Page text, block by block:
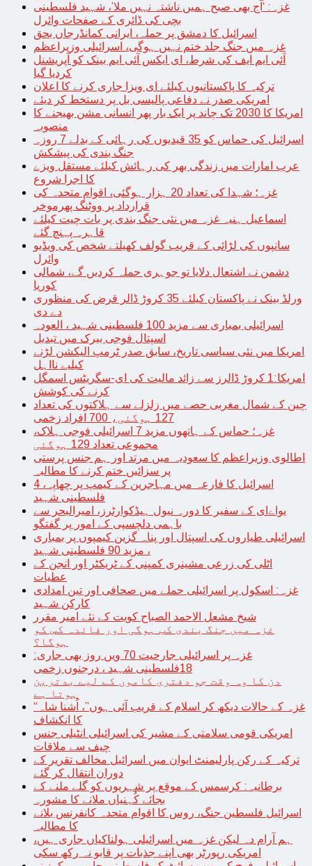
غزہ: ‘آج بھی صبح ہمیں ناشتہ نہیں ملا’، شہید فلسطینی
بچی کی ڈائری کے صفحات وائرل
اسرائیل کا دمشق پر حملہ، ایرانی کمانڈرجاں بحق
غزہ میں جنگ جلد ختم نہیں ہوگی، اسرائیلی وزیراعظم
آئی ایم ایف کی شرط، ای ایکس آئی ایم بینک کو آپریشنل
کردیا گیا
ترکیہ کا پاکستانیوں کیلئے ای ویزا جاری کرنے کا اعلان
امریکی صدر نے دفاعی پالیسی بل پر دستخط کر دیئے
امریکا کا 2030 تک چاند پر ایک بار پھر انسانی مشن بھیجنے کا
منصوبہ
اسرائیل کی حماس کو 35 قیدیوں کی رہائی کے بدلے 7 روزہ
جنگ بندی کی پیشکش
عرب امارات میں زندگی بھر کی رہائش کیلئے مستقل ویزے
کا اجرا شروع
غزہ؛ شہدا کی تعداد 20 ہزار ہوگئی، اقوام متحدہ کی
قرارداد پر ووٹنگ پھرموخر
اسماعیل ہنیہ غزہ میں نئی جنگ بندی پر بات چیت کیلئے
قاہرہ پہنچ گئے
سانپوں کی لڑائی کے قریب گولف کھیلتے شخص کی ویڈیو
وائرل
دشمن نے اشتعال دلایا تو جوہری حملہ کردیں گے، شمالی
کوریا
ورلڈ بینک نے پاکستان کیلئے 35 کروڑ ڈالر قرض کی منظوری
دے دی
اسرائیلی بمباری سے مزید 100 فلسطینی شہید ، العودہ
اسپتال فوجی بیرک میں تبدیل
امریکا میں نئی سیاسی تاریخ، سابق صدر ٹرمپ الیکشن لڑنے
کیلیے نااہل
امریکا:1 کروڑ ڈالرز سے زائد مالیت کی ای-سگریٹس اسمگل
کرنے کی کوشش
چین کے شمال مغربی حصے میں زلزلے سے ہلاکتوں کی تعداد
127 ہوگئی، 700 افراد زخمی
غزہ؛ حماس کے ہاتھوں مزید 7 اسرائیلی فوجی ہلاک،
مجموعی تعداد 129 ہوگئی
اطالوی وزیراعظم کا سعودیہ میں مرتد اور ہم جنس پرستی
پر سزائیں ختم کرنے کا مطالبہ
اسرائیل کا فارعہ میں مہاجرین کے کیمپ پر چھاپہ، 4
فلسطینی شہید
یواےای کے سفیر کا دورہ نیول ہیڈکوارٹرز، امیرالبحر سے
باہمی دلچسپی کے امور پر گفتگو
اسرائیلی طیاروں کی اسپتال اور پناہ گزین کیمپوں پر بمباری
، مزید 90 فلسطینی شہید
اٹلی کی زرعی مشینری کمپنی کے ٹریکٹر اور انجن کے
عطیات
غزہ: اسکول پر اسرائیلی حملے میں صحافی اور تین امدادی
کارکن شہید
شیخ مشعل الاحمد الصباح کویت کے نئے امیر مقرر
غزہ میں جنگ بندی کب ہوگی اور فائدہ کس کو
ہوگا؟
غزہ پر اسرائیلی جارحیت 70 ویں روز بھی جاری:
18فلسطینی شہید ، درجنوں زخمی
دن کا وہ وقت جو دفتری کاموں کے لیے بدترین
ہوتا ہے
“غزہ کے حالات دیکھ کر اسلام کے قریب آئی ہوں”، اُشنا شاہ
کا انکشاف
امریکی قومی سلامتی کے مشیر کی اسرائیلی انٹیلی جنس
چیف سے ملاقات
ترکیہ کے رکن پارلیمنٹ ایوان میں اسرائیل مخالف تقریر کے
دوران انتقال کر گئے
برطانیہ: کرسمس کے موقع پر شہریوں کو گلے ملنے کے
بجائے کُہنیاں ملانے کا مشورہ
اسرائیل فلسطین جنگ، روس کا اقوام متحدہ کانفرنس بلانے
کا مطالبہ
ہم آرام دہ لیکن غزہ میں اسرائیلی ہولناکیاں جاری ہیں،
امریکی رپورٹر بھی اپنے جذبات پر قابو نہ رکھ سکی